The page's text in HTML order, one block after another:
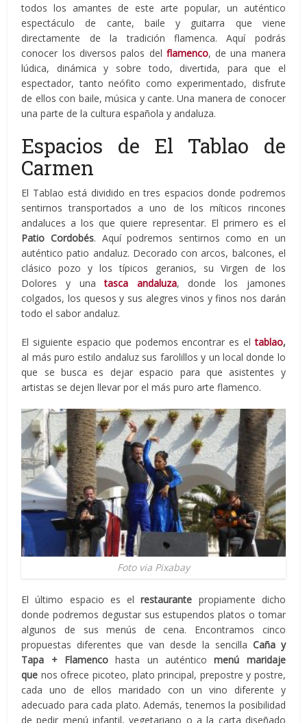
todos los amantes de este arte popular, un auténtico
espectáculo de cante, baile y guitarra que viene
directamente de la tradición flamenca. Aquí podrás
conocer los diversos palos del flamenco, de una manera
lúdica, dinámica y sobre todo, divertida, para que el
espectador, tanto neófito como experimentado, disfrute
de ellos con baile, música y cante. Una manera de conocer
una parte de la cultura española y andaluza.
Espacios de El Tablao de
Carmen
El Tablao está dividido en tres espacios donde podremos
sentirnos transportados a uno de los míticos rincones
andaluces a los que quiere representar. El primero es el
Patio Cordobés. Aquí podremos sentirnos como en un
auténtico patio andaluz. Decorado con arcos, balcones, el
clásico pozo y los típicos geranios, su Virgen de los
Dolores y unatasca andaluza, donde los jamones
colgados, los quesos y sus alegres vinos y finos nos darán
todo el sabor andaluz.
El siguiente espacio que podemos encontrar es eltablao,
al más puro estilo andaluz sus farolillos y un local donde lo
que se busca es dejar espacio para que asistentes y
artistas se dejen llevar por el más puro arte flamenco.
Foto via Pixabay
El último espacio es elrestaurante propiamente dicho
donde podremos degustar sus estupendos platos o tomar
algunos de sus menús de cena. Encontramos cinco
propuestas diferentes que van desde la sencilla Caña y
Tapa + Flamencohasta un auténtico menú maridaje
que nos ofrece picoteo, plato principal, prepostre y postre,
cada uno de ellos maridado con un vino diferente y
adecuado para cada plato. Además, tenemos la posibilidad
de pedir menú infantil, vegetariano o a la carta diseñado